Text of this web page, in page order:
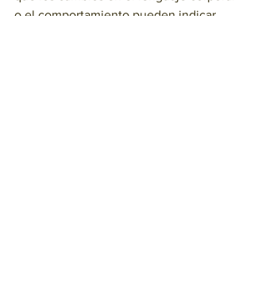
o el comportamiento pueden indicar